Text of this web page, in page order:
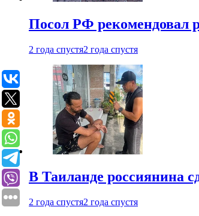
Посол РФ рекомендовал
2 года спустя2 года спустя
В Таиланде россиянина
2 года спустя2 года спустя